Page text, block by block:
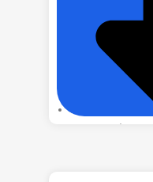
Tuổi thọ bóng:
Size: Ø45mm x
Quy cách
Tiêu chuẩn
Instant Light